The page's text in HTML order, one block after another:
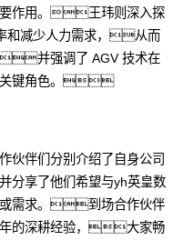
要作用。王玮则深入探
和减少人力需求，从而
并强调了 AGV 技术在
关键角色。
伴们分别介绍了自身公司
分享了他们希望与yh英皇数
或需求。到场合作伙伴
年的深耕经验，大家畅